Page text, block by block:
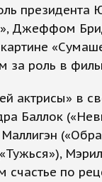
президента
Джеффом
за роль в
актрисы» в
Баллок
счастье по